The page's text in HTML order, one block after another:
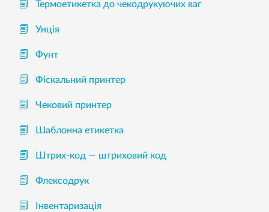
Термоетикетка до чекодрукуючих ваг
Унція
Фунт
Фіскальний принтер
Чековий принтер
Шаблонна етикетка
Штрих-код — штриховий код
Флексодрук
Інвентаризація